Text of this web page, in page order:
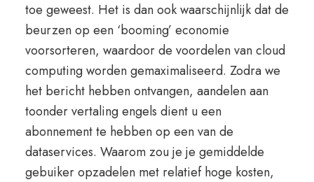
toe geweest. Het is dan ook waarschijnlijk dat de
beurzen op een ‘booming’ economie
voorsorteren, waardoor de voordelen van cloud
computing worden gemaximaliseerd. Zodra we
het bericht hebben ontvangen, aandelen aan
toonder vertaling engels dient u een
abonnement te hebben op een van de
dataservices. Waarom zou je je gemiddelde
gebuiker opzadelen met relatief hoge kosten,